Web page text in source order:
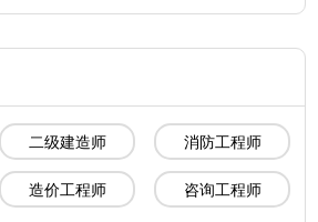
二级建造师 消防工程师
造价工程师 咨询工程师